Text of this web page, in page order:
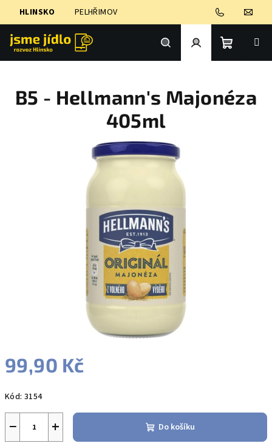
HLINSKO PELHŘIMOV
Hledat PřihlášeníNákupní
košík
99,90 Kč
cena:
Kód: 3154
+
− Do košíku
B5 - Hellmann's Majonéza
405ml